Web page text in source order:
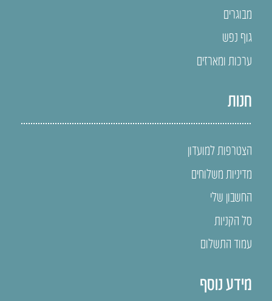
מבוגרים
גוף נפש
ערכות ומארזים
חנות
הצטרפות למועדון
מדיניות משלוחים
החשבון שלי
סל הקניות
עמוד התשלום
מידע נוסף